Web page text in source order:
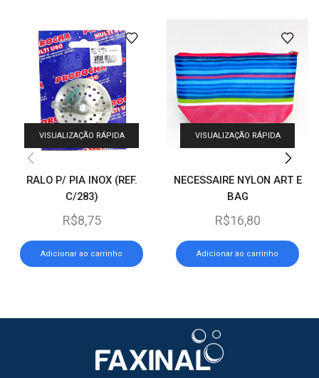
VISUALIZAÇÃO RÁPIDA
RALO P/ PIA INOX (REF.
C/283)
R$8,75
Adicionar ao carrinho
VISUALIZAÇÃO RÁPIDA
NECESSAIRE NYLON ART E
BAG
R$16,80
Adicionar ao carrinho